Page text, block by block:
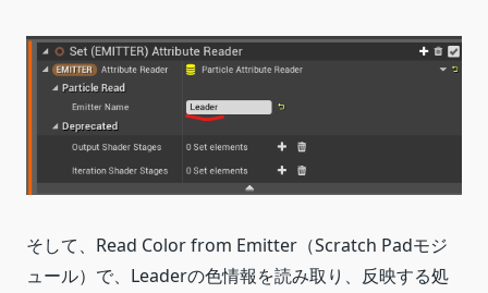
そして、Read Color from Emitter（Scratch Padモジ
ュール）で、Leaderの色情報を読み取り、反映する処